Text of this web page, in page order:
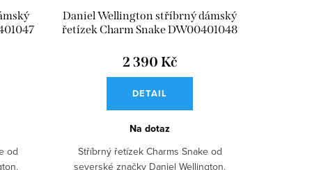
od
Daniel Wellington stříbrný dámský
řetízek Charm Snake DW00401048
2 390 Kč
DETAIL
Na dotaz
Stříbrný řetízek Charms Snake od
severské značky Daniel Wellington.